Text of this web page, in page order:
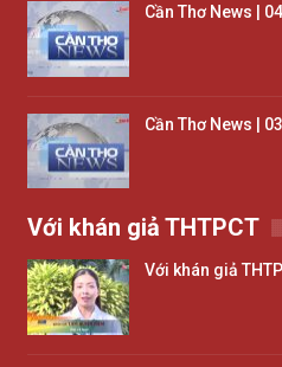
Cần Thơ News |
Cần Thơ News |
Với khán giả THTPCT
Với khán giả